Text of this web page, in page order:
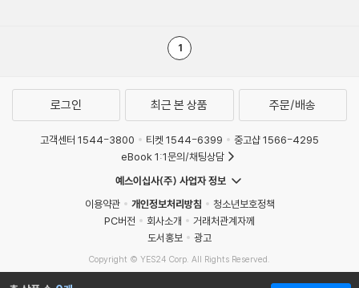
1
로그인 최근 본 상품 주문/배송
고객센터 1544-3800 티켓 1544-6399
중고샵 1566-4295
eBook 1:1문의/채팅상담
예스이십사(주) 사업자 정보
이용약관
개인정보처리방침
청소년보호정책
PC버전
회사소개
거래처관계자께
도서홍보
광고
Copyright © YES24 Corp. All Rights Reserved.
MATOM6